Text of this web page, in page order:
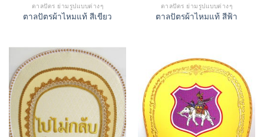
ตาลปัตร ย่ามรูปแบบต่างๆ
ตาลปัตรผ้าไหมแท้ สีเขียว
ตาลปัตร ย่ามรูปแบบต่างๆ
ตาลปัตรผ้าไหมแท้ สีฟ้า